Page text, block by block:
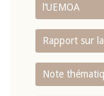
l‘UEMOA
Rapport sur
Note